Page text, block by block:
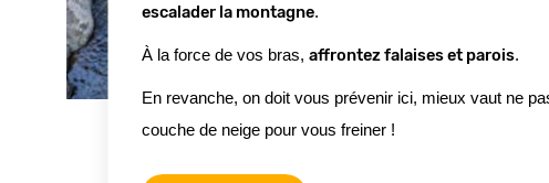
escalader la montagne.
À la force de vos bras, affrontez falaises et parois.
En revanche, on doit vous prévenir ici, mieux vaut ne
couche de neige pour vous freiner !